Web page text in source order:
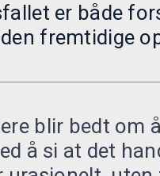
er både
fremtidige
blir bedt om
å si at det